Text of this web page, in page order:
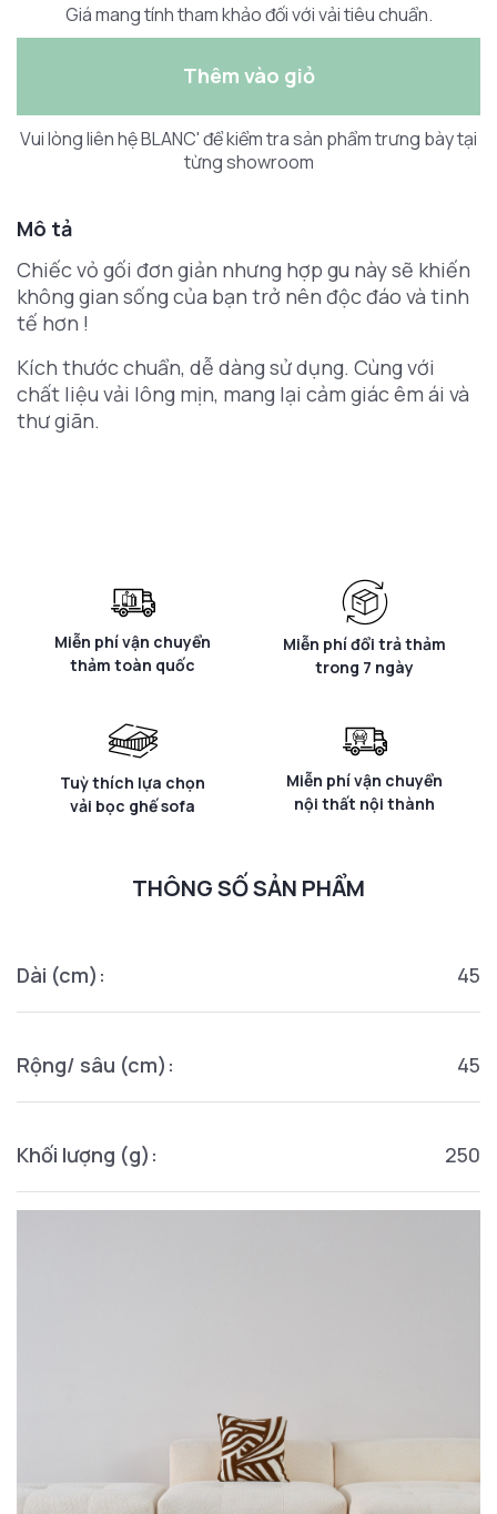
Giá mang tính tham khảo đối với vải tiêu chuẩn.
Thêm vào giỏ
Vui lòng liên hệ BLANC' để kiểm tra sản phẩm trưng bày tại
từng showroom
Mô tả
Chiếc vỏ gối đơn giản nhưng hợp gu này sẽ khiến
không gian sống của bạn trở nên độc đáo và tinh
tế hơn !
Kích thước chuẩn, dễ dàng sử dụng. Cùng với
chất liệu vải lông mịn, mang lại cảm giác êm ái và
thư giãn.
Miễn phí vận chuyển
thảm toàn quốc
Miễn phí đổi trả thảm
trong 7 ngày
Tuỳ thích lựa chọn
vải bọc ghế sofa
Miễn phí vận chuyển
nội thất nội thành
THÔNG SỐ SẢN PHẨM
Dài (cm): 45
Rộng/ sâu (cm): 45
Khối lượng (g): 250